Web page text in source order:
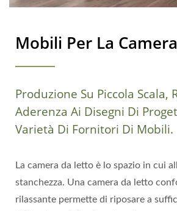
Mobili Per La
Produzione Su Piccola Scala,
Aderenza Ai Disegni Di
Varietà Di Fornitori Di Mobili.
La camera da letto è lo spazio in cui
stanchezza. Una camera da letto
rilassante permette di riposare a